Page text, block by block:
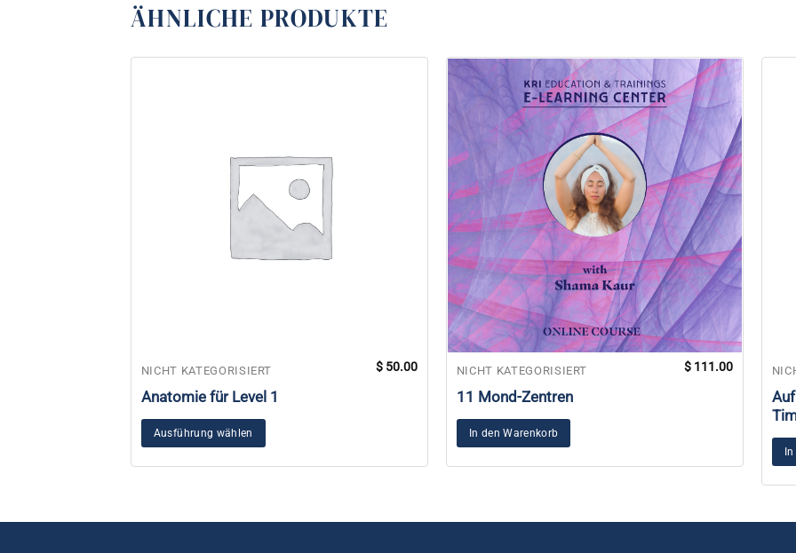
ÄHNLICHE PRODUKTE
NICHT KATEGORISIERT
Anatomie für Level 1
$ 50.00
Ausführung wählen
NICHT KATEGORISIERT
11 Mond-Zentren
$ 111.00
In den Warenkorb